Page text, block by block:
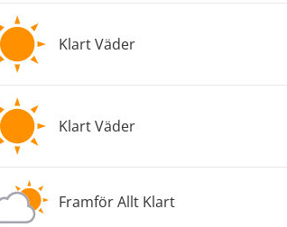
Klart Väder
Klart Väder
Framför Allt Klart